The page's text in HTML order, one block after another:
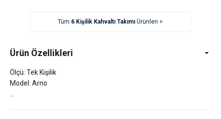
Tüm 6 Kişilik Kahvaltı Takımı Ürünleri >
Ürün Özellikleri
Ölçü: Tek Kişilik
Model: Arno